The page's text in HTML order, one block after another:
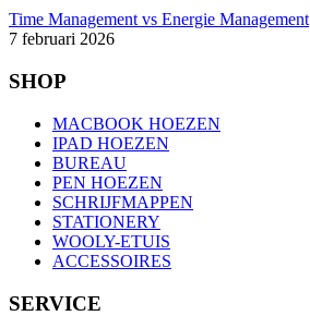
Time Management vs Energie Management
7 februari 2026
SHOP
MACBOOK HOEZEN
IPAD HOEZEN
BUREAU
PEN HOEZEN
SCHRIJFMAPPEN
STATIONERY
WOOLY-ETUIS
ACCESSOIRES
SERVICE